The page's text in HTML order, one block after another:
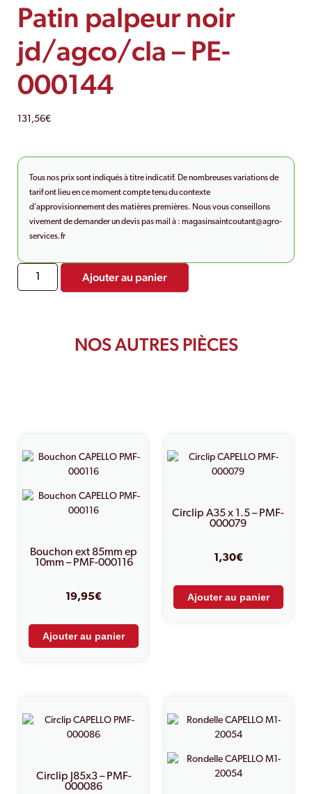
Patin palpeur noir
jd/agco/cla – PE-
000144
131,56€
Tous nos prix sont indiqués à titre indicatif. De nombreuses variations de
tarif ont lieu en ce moment compte tenu du contexte
d’approvisionnement des matières premières. Nous vous conseillons
vivement de demander un devis pas mail à : magasinsaintcoutant@agro-
services.fr
Ajouter au panier
NOS AUTRES PIÈCES
Bouchon ext 85mm ep
10mm – PMF-000116
19,95€
Ajouter au panier
Circlip A35 x 1.5 – PMF-
000079
1,30€
Ajouter au panier
Circlip J85x3 – PMF-
000086